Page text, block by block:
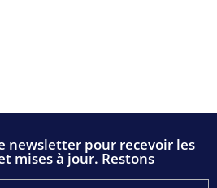
newsletter pour recevoir les
mises à jour. Restons